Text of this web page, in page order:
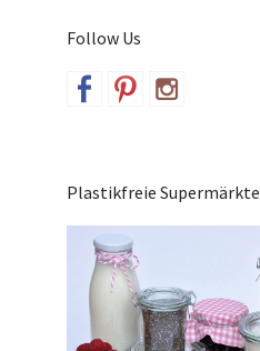
Follow Us
Plastikfreie Supermärkte